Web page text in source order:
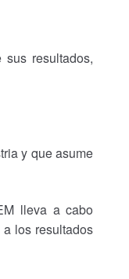
resultados,
y que asume
lleva a cabo
los resultados